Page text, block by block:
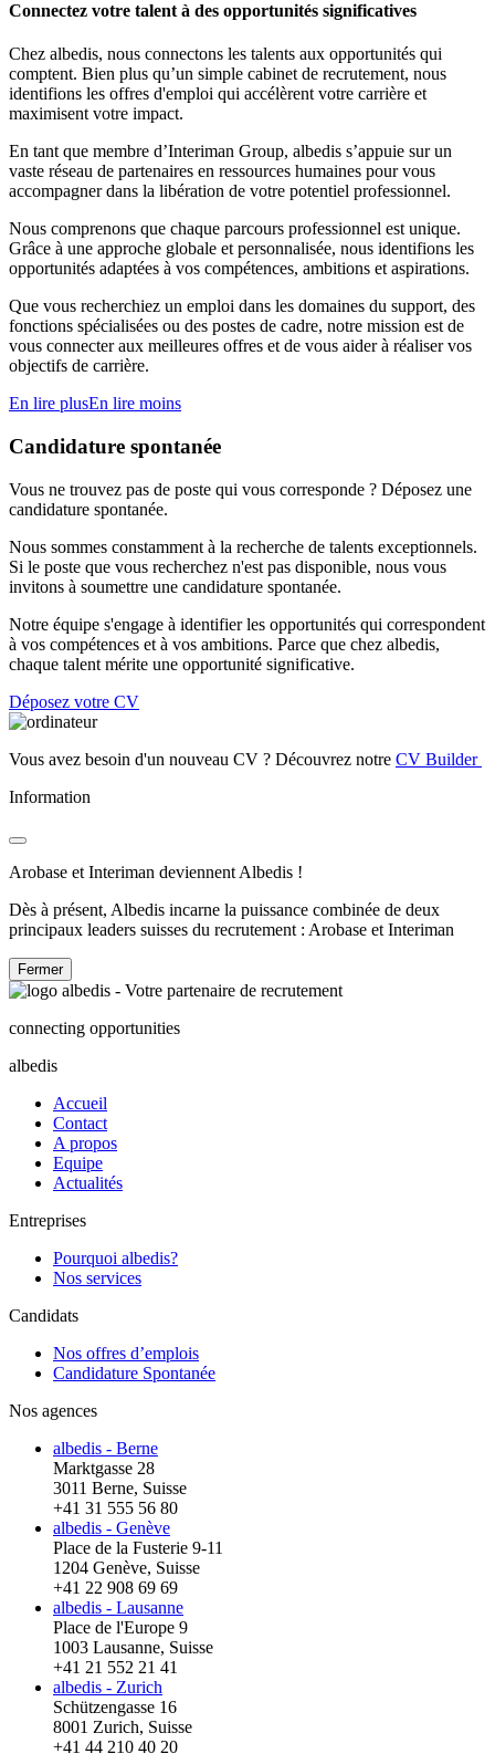
Connectez votre talent à des opportunités significatives
Chez albedis, nous connectons les talents aux opportunités qui
comptent. Bien plus qu’un simple cabinet de recrutement, nous
identifions les offres d'emploi qui accélèrent votre carrière et
maximisent votre impact.
En tant que membre d’Interiman Group, albedis s’appuie sur un
vaste réseau de partenaires en ressources humaines pour vous
accompagner dans la libération de votre potentiel professionnel.
Nous comprenons que chaque parcours professionnel est unique.
Grâce à une approche globale et personnalisée, nous identifions les
opportunités adaptées à vos compétences, ambitions et aspirations.
Que vous recherchiez un emploi dans les domaines du support, des
fonctions spécialisées ou des postes de cadre, notre mission est de
vous connecter aux meilleures offres et de vous aider à réaliser vos
objectifs de carrière.
En lire plusEn lire moins
Candidature spontanée
Vous ne trouvez pas de poste qui vous corresponde ? Déposez une
candidature spontanée.
Nous sommes constamment à la recherche de talents exceptionnels.
Si le poste que vous recherchez n'est pas disponible, nous vous
invitons à soumettre une candidature spontanée.
Notre équipe s'engage à identifier les opportunités qui correspondent
à vos compétences et à vos ambitions. Parce que chez albedis,
chaque talent mérite une opportunité significative.
Déposez votre CV
Vous avez besoin d'un nouveau CV ? Découvrez notre CV Builder
Information
Arobase et Interiman deviennent Albedis !
Dès à présent, Albedis incarne la puissance combinée de deux
principaux leaders suisses du recrutement : Arobase et Interiman
Fermer
connecting opportunities
albedis
Accueil
Contact
A propos
Equipe
Actualités
Entreprises
Pourquoi albedis?
Nos services
Candidats
Nos offres d’emplois
Candidature Spontanée
Nos agences
albedis - Berne
Marktgasse 28
3011 Berne, Suisse
+41 31 555 56 80
albedis - Genève
Place de la Fusterie 9-11
1204 Genève, Suisse
+41 22 908 69 69
albedis - Lausanne
Place de l'Europe 9
1003 Lausanne, Suisse
+41 21 552 21 41
albedis - Zurich
Schützengasse 16
8001 Zurich, Suisse
+41 44 210 40 20